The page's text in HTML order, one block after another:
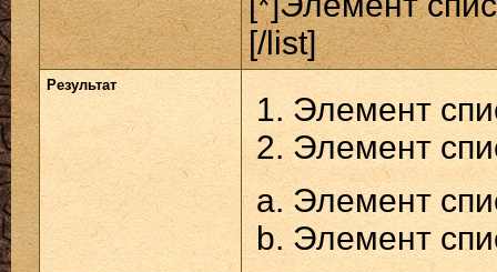
[/list]
Результат
Элемент
Элемент
Элемент
Элемент